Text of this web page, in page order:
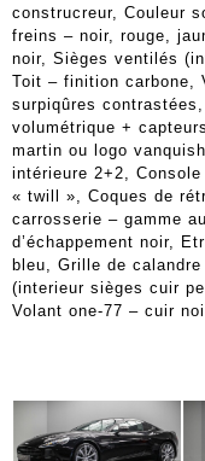
construcreur, Couleur
freins – noir, rouge,
noir, Sièges ventilés
Toit – finition carbone,
surpiqûres
volumétrique +
martin ou logo
intérieure 2+2,
« twill », Coques de
carrosserie – gamme
d’échappement noir,
bleu, Grille de
(interieur sièges cuir
Volant one-77 – cuir